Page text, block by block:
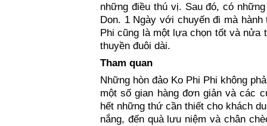
những điều thú vị. Sau đó, có
Don. 1 Ngày với chuyến đi mà
Phi cũng là một lựa chọn tốt và nửa
thuyền đuôi dài.
Tham quan
Những hòn đảo Ko Phi Phi không
một số gian hàng đơn giản và các
hết những thứ cần thiết cho khách
nắng, đến quà lưu niệm và chân